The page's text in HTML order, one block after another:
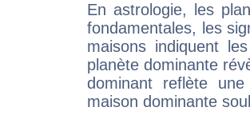
En astrologie, les
fondamentales, les
maisons indiquent
planète dominante
dominant reflète
maison dominante